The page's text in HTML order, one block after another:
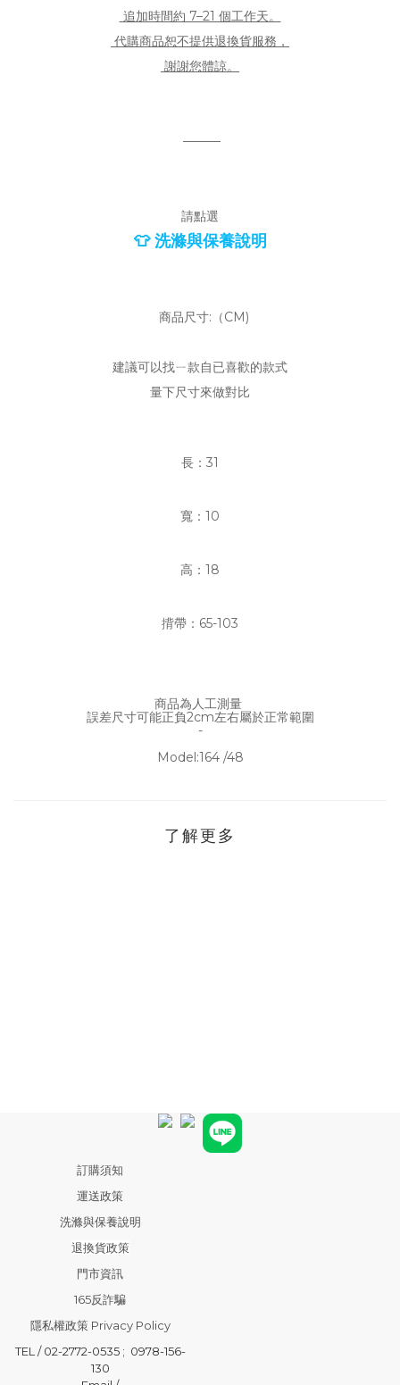
追加時間約 7–21 個工作天。
代購商品恕不提供退換貨服務，
謝謝您體諒。
———
請點選
👕 洗滌與保養說明
商品尺寸:（CM)
建議可以找ㄧ款自已喜歡的款式
量下尺寸來做對比
長：31
寬：10
高：18
揹帶：65-103
商品為人工測量
誤差尺寸可能正負2cm左右屬於正常範圍
-
Model:164 /48
了解更多
訂購須知
運送政策
洗滌與保養說明
退換貨政策
門市資訊
165反詐騙
隱私權政策 Privacy Policy
TEL / 02-2772-0535 ; 0978-156-
130